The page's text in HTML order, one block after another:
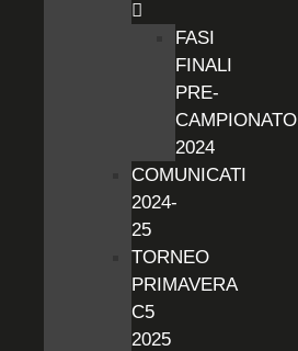
FASI
FINALI
PRE-
CAMPIONATO
2024
COMUNICATI
2024-
25
TORNEO
PRIMAVERA
C5
2025